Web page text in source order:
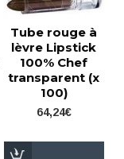
Tube rouge à
lèvre Lipstick
100% Chef
transparent (x
100)
64,24€